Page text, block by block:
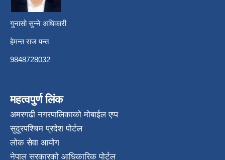
गुनासो सुन्ने अधिकारी
हेमन्त राज पन्त
9848728032
महत्वपुर्ण लिंक
अमरगढी नगरपालिकाको मोबाईल एप्प
सुदूरपश्चिम प्रदेश पोर्टल
लोक सेवा आयोग
नेपाल सरकारको आधिकारिक पोर्टल